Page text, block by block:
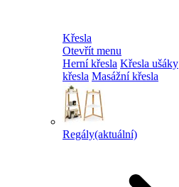
Křesla
Otevřít menu
Herní křesla Křesla ušáky
křesla Masážní křesla
Regály(aktuální)